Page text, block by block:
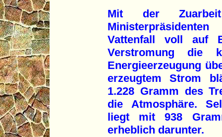
Mit der Zuarbeit
Vattenfall voll auf
Verstromung die
Energieerzeugung
erzeugtem Strom
1.228 Gramm des
die Atmosphäre.
liegt mit 938
erheblich darunter.